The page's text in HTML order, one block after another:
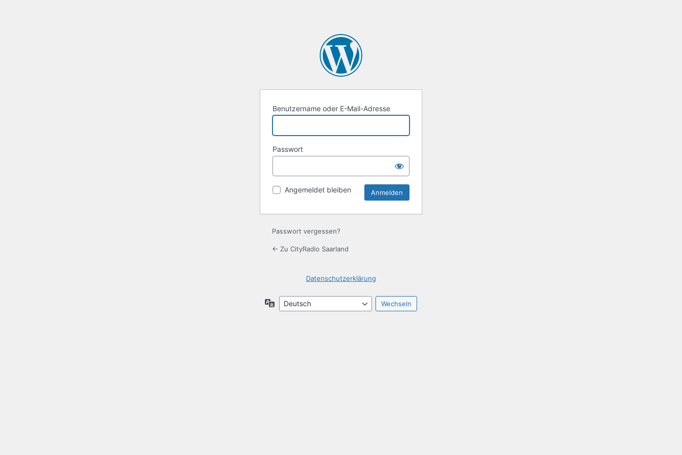
Benutzername oder E-Mail-Adresse
Passwort
Angemeldet bleiben
Passwort vergessen?
← Zu CityRadio Saarland
Datenschutzerklärung
Sprache